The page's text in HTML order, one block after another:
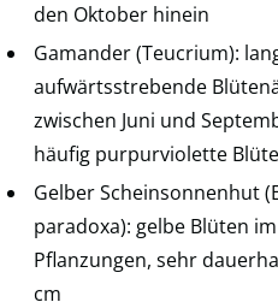
den Oktober hinein
Gamander (Teucrium):
aufwärtsstrebende
zwischen Juni und
häufig purpurviolette
Gelber Scheinsonnenhut
paradoxa): gelbe Blüten
Pflanzungen, sehr
cm